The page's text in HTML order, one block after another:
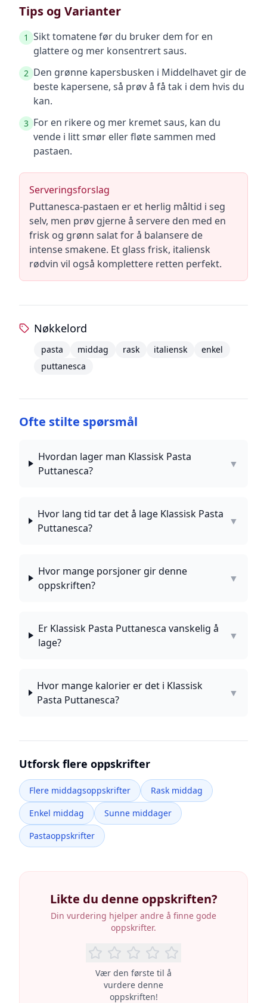
Tips og Varianter
1 Sikt tomatene før du bruker dem for en
glattere og mer konsentrert saus.
2 Den grønne kapersbusken i Middelhavet gir de
beste kapersene, så prøv å få tak i dem hvis du
kan.
3 For en rikere og mer kremet saus, kan du
vende i litt smør eller fløte sammen med
pastaen.
Serveringsforslag
Puttanesca-pastaen er et herlig måltid i seg
selv, men prøv gjerne å servere den med en
frisk og grønn salat for å balansere de
intense smakene. Et glass frisk, italiensk
rødvin vil også komplettere retten perfekt.
Nøkkelord
pasta middag rask italiensk
enkel
puttanesca
Ofte stilte spørsmål
Hvordan lager man Klassisk Pasta
Puttanesca?
▼
Hvor lang tid tar det å lage Klassisk Pasta
Puttanesca?
▼
Hvor mange porsjoner gir denne
oppskriften?
▼
Er Klassisk Pasta Puttanesca vanskelig å
lage?
▼
Hvor mange kalorier er det i Klassisk
Pasta Puttanesca?
▼
Utforsk flere oppskrifter
Flere middagsoppskrifter
Rask middag
Enkel middag
Sunne middager
Pastaoppskrifter
Likte du denne oppskriften?
Din vurdering hjelper andre å finne gode
oppskrifter.
Vær den første til å
vurdere denne
oppskriften!